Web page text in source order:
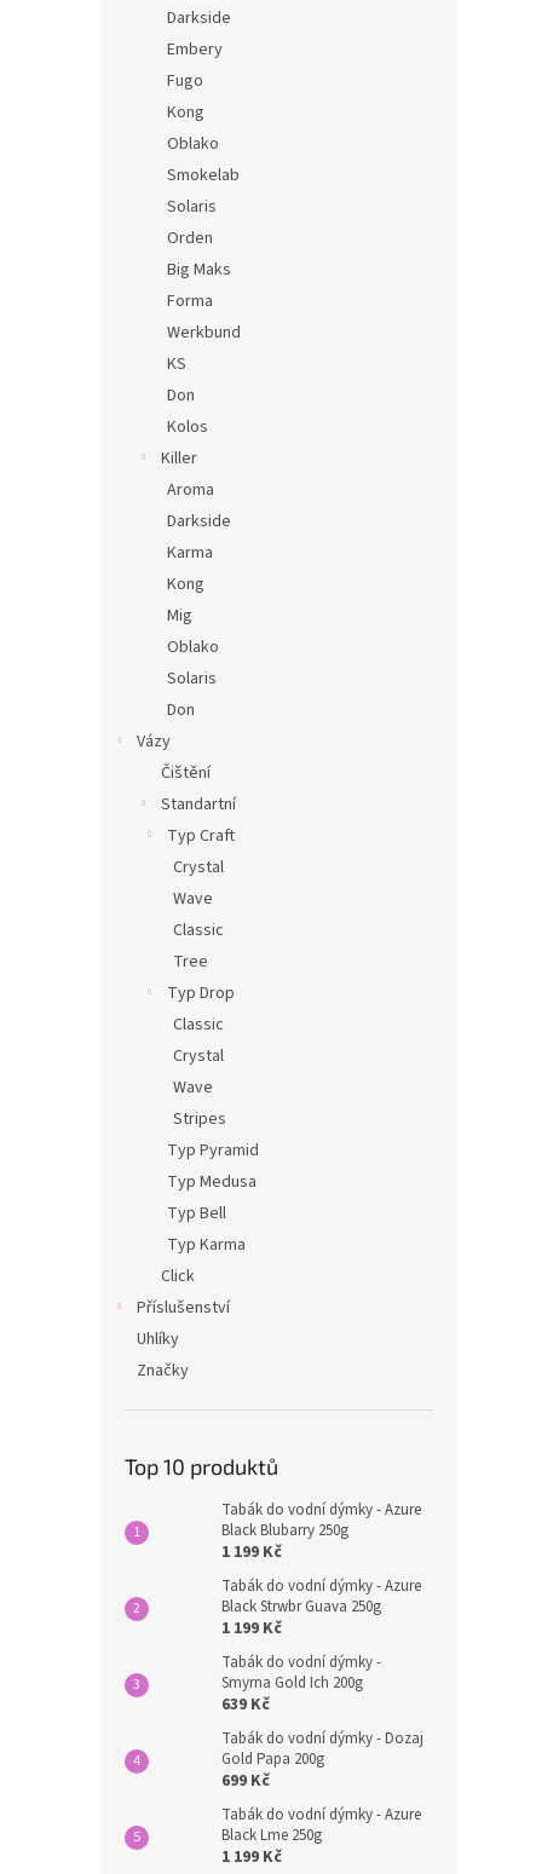
Darkside
Embery
Fugo
Kong
Oblako
Smokelab
Solaris
Orden
Big Maks
Forma
Werkbund
KS
Don
Kolos
Killer
Aroma
Darkside
Karma
Kong
Mig
Oblako
Solaris
Don
Vázy
Čištění
Standartní
Typ Craft
Crystal
Wave
Classic
Tree
Typ Drop
Classic
Crystal
Wave
Stripes
Typ Pyramid
Typ Medusa
Typ Bell
Typ Karma
Click
Příslušenství
Uhlíky
Značky
Top 10 produktů
Tabák do vodní dýmky - Azure
Black Blubarry 250g
1 199 Kč
Tabák do vodní dýmky - Azure
Black Strwbr Guava 250g
1 199 Kč
Tabák do vodní dýmky -
Smyrna Gold Ich 200g
639 Kč
Tabák do vodní dýmky - Dozaj
Gold Papa 200g
699 Kč
Tabák do vodní dýmky - Azure
Black Lme 250g
1 199 Kč